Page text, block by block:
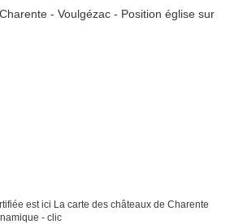
est ici La carte des châteaux de Charente
- clic